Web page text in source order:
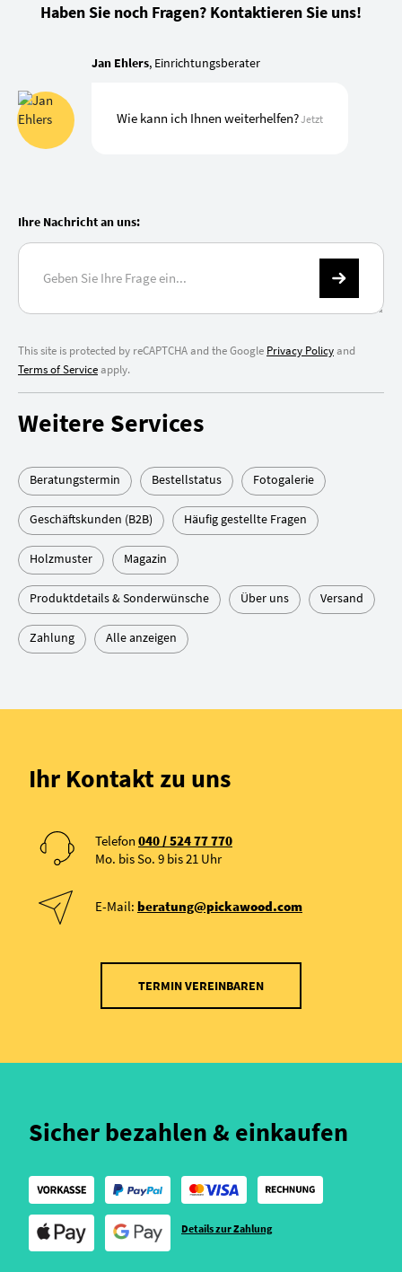
Haben Sie noch Fragen? Kontaktieren Sie uns!
Jan Ehlers, Einrichtungsberater
Wie kann ich Ihnen weiterhelfen?Jetzt
Ihre Nachricht an uns:
This site is protected by reCAPTCHA and the Google Privacy Policyand
Terms of Serviceapply.
Weitere Services
Beratungstermin Bestellstatus Fotogalerie
Geschäftskunden (B2B) Häufig gestellte Fragen
Holzmuster Magazin
Produktdetails & Sonderwünsche Über uns Versand
Zahlung Alle anzeigen
Ihr Kontakt zu uns
Telefon 040 / 524 77 770
Mo. bis So. 9 bis 21 Uhr
E-Mail: beratung@pickawood.com
TERMIN VEREINBAREN
Sicher bezahlen & einkaufen
Details zur Zahlung